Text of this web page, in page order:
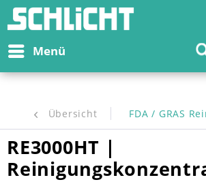
Menü
Übersicht FDA / GRAS
RE3000HT |